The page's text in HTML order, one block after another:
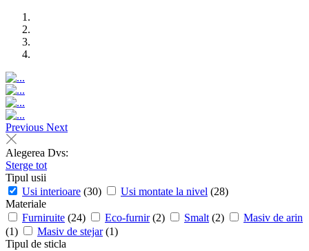
Previous Next
Alegerea Dvs:
Sterge tot
Tipul usii
Usi interioare (30) Usi montate la nivel (28)
Materiale
Furniruite (24) Eco-furnir (2) Smalt (2)
Masiv de arin
(1)
Masiv de stejar (1)
Tipul de sticla